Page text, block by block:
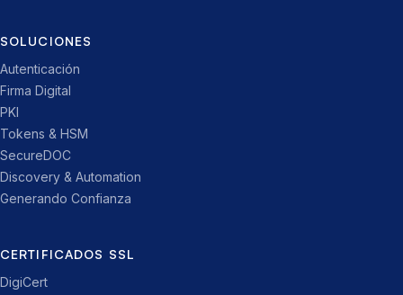
SOLUCIONES
Autenticación
Firma Digital
PKI
Tokens & HSM
SecureDOC
Discovery & Automation
Generando Confianza
CERTIFICADOS SSL
DigiCert